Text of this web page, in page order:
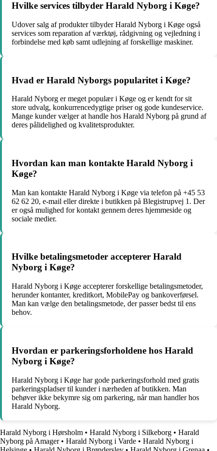
Hvilke services tilbyder Harald Nyborg i Køge?
Udover salg af produkter tilbyder Harald Nyborg i Køge også
services som reparation af værktøj, rådgivning og vejledning i
forbindelse med køb samt udlejning af forskellige maskiner.
Hvad er Harald Nyborgs popularitet i Køge?
Harald Nyborg er meget populær i Køge og er kendt for sit
store udvalg, konkurrencedygtige priser og gode kundeservice.
Mange kunder vælger at handle hos Harald Nyborg på grund af
deres pålidelighed og kvalitetsprodukter.
Hvordan kan man kontakte Harald Nyborg i
Køge?
Man kan kontakte Harald Nyborg i Køge via telefon på +45 53
62 62 20, e-mail eller direkte i butikken på Blegistrupvej 1. Der
er også mulighed for kontakt gennem deres hjemmeside og
sociale medier.
Hvilke betalingsmetoder accepterer Harald
Nyborg i Køge?
Harald Nyborg i Køge accepterer forskellige betalingsmetoder,
herunder kontanter, kreditkort, MobilePay og bankoverførsel.
Man kan vælge den betalingsmetode, der passer bedst til ens
behov.
Hvordan er parkeringsforholdene hos Harald
Nyborg i Køge?
Harald Nyborg i Køge har gode parkeringsforhold med gratis
parkeringspladser til kunder i nærheden af butikken. Man
behøver ikke bekymre sig om parkering, når man handler hos
Harald Nyborg.
Harald Nyborg i Hørsholm • Harald Nyborg i Silkeborg • Harald
Nyborg på Amager• Harald Nyborg i Varde • Harald Nyborg i